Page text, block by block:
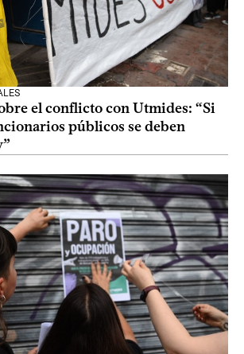
el conflicto con Utmides: “Si
públicos se deben